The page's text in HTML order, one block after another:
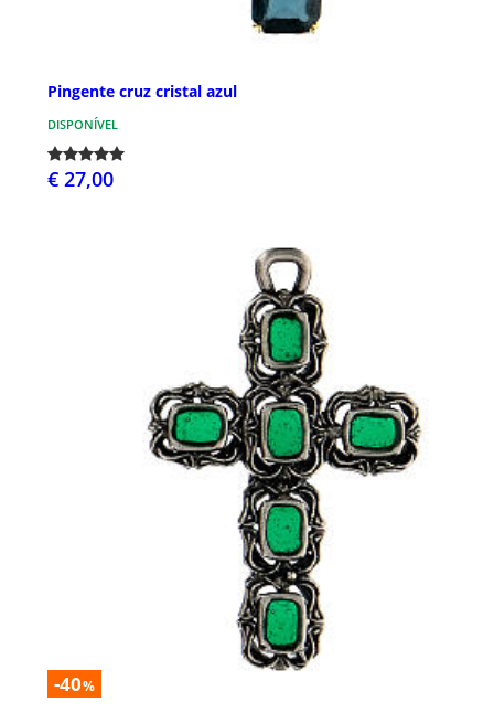
Pingente cruz cristal azul
DISPONÍVEL
€ 27,00
-40%